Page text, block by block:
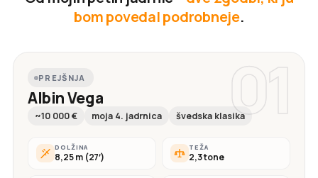
bom povedal podrobneje.
01
PREJŠNJA
Albin Vega
~10 000 € moja 4. jadrnica švedska klasika
DOLŽINA
8,25 m (27′)
TEŽA
2,3 tone